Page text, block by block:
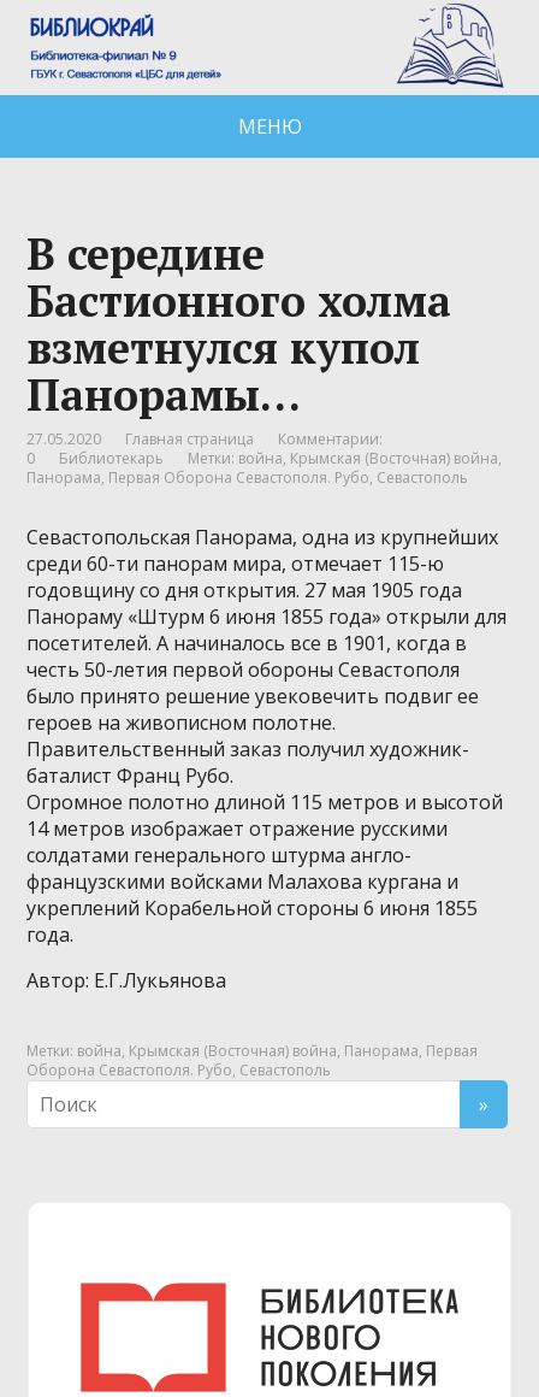
МЕНЮ
В середине
Бастионного холма
взметнулся купол
Панорамы…
27.05.2020 Главная страница
Комментарии:
0
Библиотекарь Метки: война, Крымская (Восточная) война,
Панорама, Первая Оборона Севастополя. Рубо, Севастополь
Севастопольская Панорама, одна из крупнейших
среди 60-ти панорам мира, отмечает 115-ю
годовщину со дня открытия. 27 мая 1905 года
Панораму «Штурм 6 июня 1855 года» открыли для
посетителей. А начиналось все в 1901, когда в
честь 50-летия первой обороны Севастополя
было принято решение увековечить подвиг ее
героев на живописном полотне.
Правительственный заказ получил художник-
баталист Франц Рубо.
Огромное полотно длиной 115 метров и высотой
14 метров изображает отражение русскими
солдатами генерального штурма англо-
французскими войсками Малахова кургана и
укреплений Корабельной стороны 6 июня 1855
года.
Автор: Е.Г.Лукьянова
Метки: война, Крымская (Восточная) война, Панорама, Первая
Оборона Севастополя. Рубо, Севастополь